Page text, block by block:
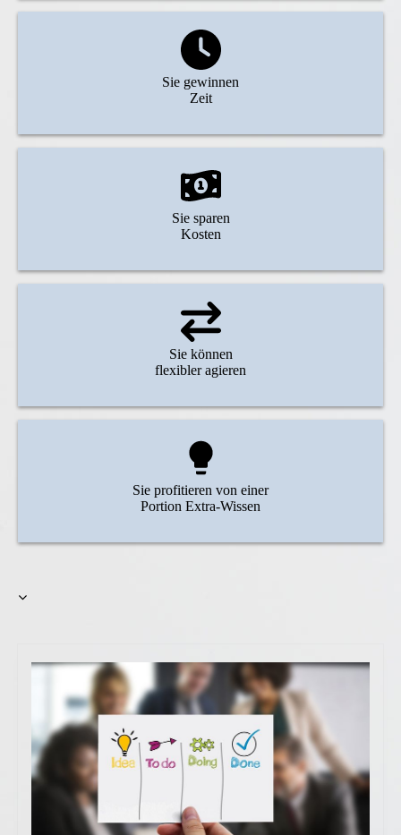
Sie gewinnen
Zeit
Sie sparen
Kosten
Sie können
flexibler agieren
Sie profitieren von einer
Portion Extra-Wissen